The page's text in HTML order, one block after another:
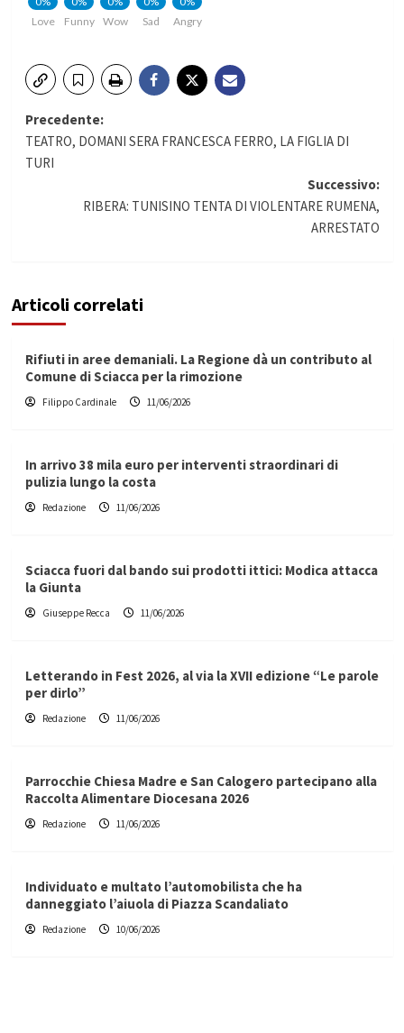
Love
Funny
Wow
Sad
Angry
Navigazione
articolo
Precedente:
TEATRO, DOMANI SERA FRANCESCA FERRO, LA FIGLIA DI
TURI
Successivo:
RIBERA: TUNISINO TENTA DI VIOLENTARE RUMENA,
ARRESTATO
Articoli correlati
Rifiuti in aree demaniali. La Regione dà un contributo al
Comune di Sciacca per la rimozione
Filippo Cardinale 11/06/2026
In arrivo 38 mila euro per interventi straordinari di
pulizia lungo la costa
Redazione 11/06/2026
Sciacca fuori dal bando sui prodotti ittici: Modica attacca
la Giunta
Giuseppe Recca 11/06/2026
Letterando in Fest 2026, al via la XVII edizione “Le parole
per dirlo”
Redazione 11/06/2026
Parrocchie Chiesa Madre e San Calogero partecipano alla
Raccolta Alimentare Diocesana 2026
Redazione 11/06/2026
Individuato e multato l’automobilista che ha
danneggiato l’aiuola di Piazza Scandaliato
Redazione 10/06/2026